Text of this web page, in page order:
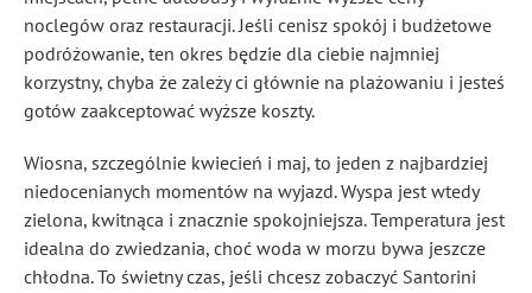
noclegów oraz restauracji. Jeśli cenisz spokój i budżetowe
podróżowanie, ten okres będzie dla ciebie najmniej
korzystny, chyba że zależy ci głównie na plażowaniu i jesteś
gotów zaakceptować wyższe koszty.
Wiosna, szczególnie kwiecień i maj, to jeden z najbardziej
niedocenianych momentów na wyjazd. Wyspa jest wtedy
zielona, kwitnąca i znacznie spokojniejsza. Temperatura jest
idealna do zwiedzania, choć woda w morzu bywa jeszcze
chłodna. To świetny czas, jeśli chcesz zobaczyć Santorini